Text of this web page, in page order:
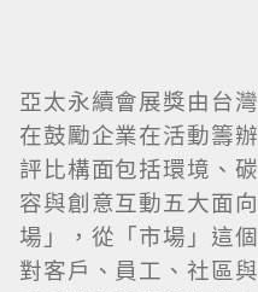
亞太永續會展獎由台
在鼓勵企業在活動籌
評比構面包括環境、
容與創意互動五大面
場」，從「市場」這
對客戶、員工、社區